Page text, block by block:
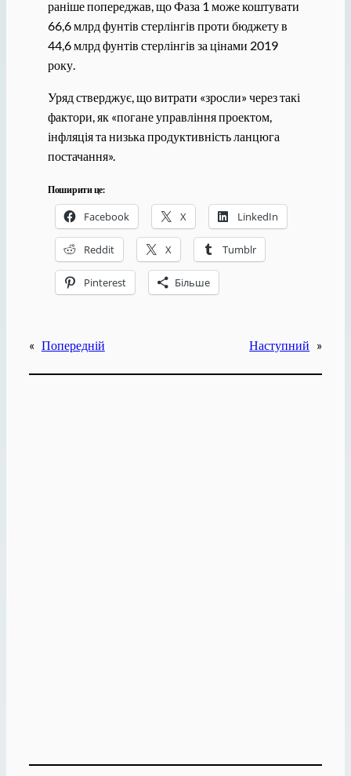
раніше попереджав, що Фаза 1 може коштувати
66,6 млрд фунтів стерлінгів проти бюджету в
44,6 млрд фунтів стерлінгів за цінами 2019
року.
Уряд стверджує, що витрати «зросли» через такі
фактори, як «погане управління проектом,
інфляція та низька продуктивність ланцюга
постачання».
Поширити це:
Facebook X LinkedIn
Reddit X Tumblr
Pinterest Більше
« Попередній Наступний »